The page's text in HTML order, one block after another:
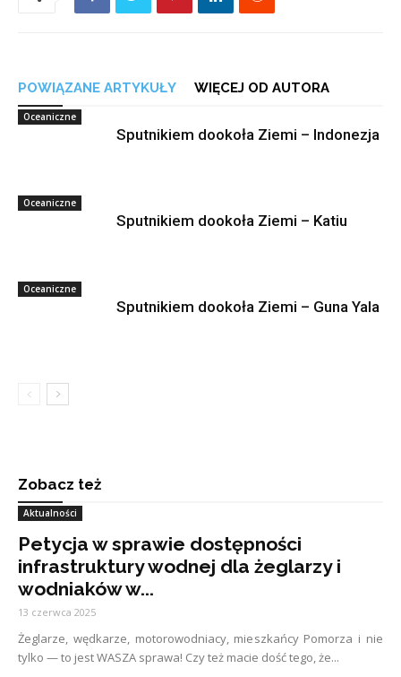
POWIĄZANE ARTYKUŁY WIĘCEJ OD AUTORA
Oceaniczne
Sputnikiem dookoła Ziemi – Indonezja
Oceaniczne
Sputnikiem dookoła Ziemi – Katiu
Oceaniczne
Sputnikiem dookoła Ziemi – Guna Yala
Zobacz też
Aktualności
Petycja w sprawie dostępności
infrastruktury wodnej dla żeglarzy i
wodniaków w...
13 czerwca 2025
Żeglarze, wędkarze, motorowodniacy, mieszkańcy Pomorza i nie
tylko — to jest WASZA sprawa! Czy też macie dość tego, że...